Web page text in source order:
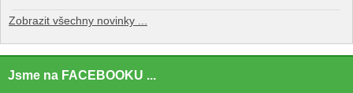
Zobrazit všechny novinky ...
Jsme na FACEBOOKU ...